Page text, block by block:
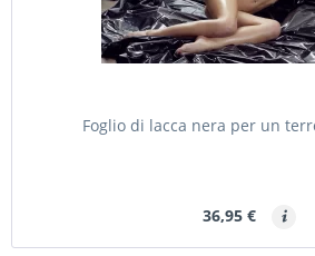
Foglio di lacca nera per un
36,95 €